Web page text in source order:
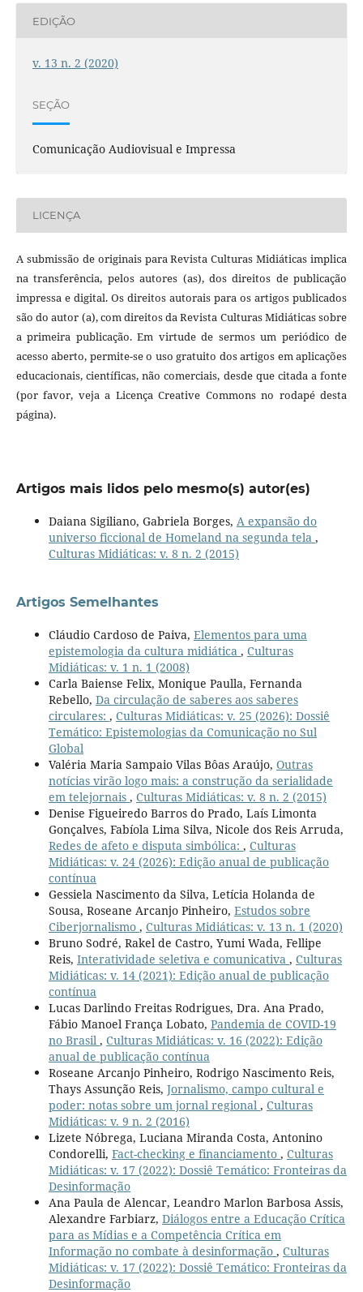
EDIÇÃO
v. 13 n. 2 (2020)
SEÇÃO
Comunicação Audiovisual e Impressa
LICENÇA
A submissão de originais para Revista Culturas Midiáticas implica
na transferência, pelos autores (as), dos direitos de publicação
impressa e digital. Os direitos autorais para os artigos publicados
são do autor (a), com direitos da Revista Culturas Midiáticas sobre
a primeira publicação. Em virtude de sermos um periódico de
acesso aberto, permite-se o uso gratuito dos artigos em aplicações
educacionais, científicas, não comerciais, desde que citada a fonte
(por favor, veja a Licença Creative Commons no rodapé desta
página).
Artigos mais lidos pelo mesmo(s) autor(es)
Daiana Sigiliano, Gabriela Borges, A expansão do
universo ficcional de Homeland na segunda tela ,
Culturas Midiáticas: v. 8 n. 2 (2015)
Artigos Semelhantes
Cláudio Cardoso de Paiva, Elementos para uma
epistemologia da cultura midiática , Culturas
Midiáticas: v. 1 n. 1 (2008)
Carla Baiense Felix, Monique Paulla, Fernanda
Rebello, Da circulação de saberes aos saberes
circulares: , Culturas Midiáticas: v. 25 (2026): Dossiê
Temático: Epistemologias da Comunicação no Sul
Global
Valéria Maria Sampaio Vilas Bôas Araújo, Outras
notícias virão logo mais: a construção da serialidade
em telejornais , Culturas Midiáticas: v. 8 n. 2 (2015)
Denise Figueiredo Barros do Prado, Laís Limonta
Gonçalves, Fabíola Lima Silva, Nicole dos Reis Arruda,
Redes de afeto e disputa simbólica: , Culturas
Midiáticas: v. 24 (2026): Edição anual de publicação
contínua
Gessiela Nascimento da Silva, Letícia Holanda de
Sousa, Roseane Arcanjo Pinheiro, Estudos sobre
Ciberjornalismo , Culturas Midiáticas: v. 13 n. 1 (2020)
Bruno Sodré, Rakel de Castro, Yumi Wada, Fellipe
Reis, Interatividade seletiva e comunicativa , Culturas
Midiáticas: v. 14 (2021): Edição anual de publicação
contínua
Lucas Darlindo Freitas Rodrigues, Dra. Ana Prado,
Fábio Manoel França Lobato, Pandemia de COVID-19
no Brasil , Culturas Midiáticas: v. 16 (2022): Edição
anual de publicação contínua
Roseane Arcanjo Pinheiro, Rodrigo Nascimento Reis,
Thays Assunção Reis, Jornalismo, campo cultural e
poder: notas sobre um jornal regional , Culturas
Midiáticas: v. 9 n. 2 (2016)
Lizete Nóbrega, Luciana Miranda Costa, Antonino
Condorelli, Fact-checking e financiamento , Culturas
Midiáticas: v. 17 (2022): Dossiê Temático: Fronteiras da
Desinformação
Ana Paula de Alencar, Leandro Marlon Barbosa Assis,
Alexandre Farbiarz, Diálogos entre a Educação Crítica
para as Mídias e a Competência Crítica em
Informação no combate à desinformação , Culturas
Midiáticas: v. 17 (2022): Dossiê Temático: Fronteiras da
Desinformação